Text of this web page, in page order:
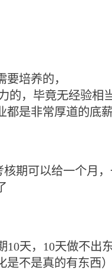
培养的，
的，毕竟无经验相
都是非常厚道的底
核期可以给一个月
10天，10天做不出
是不是真的有东西